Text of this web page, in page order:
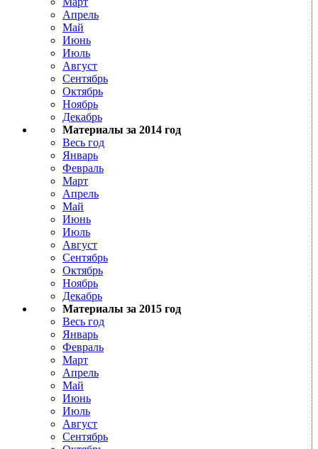
Апрель
Май
Июнь
Июль
Август
Сентябрь
Октябрь
Ноябрь
Декабрь
Материалы за 2014 год
Весь год
Январь
Февраль
Март
Апрель
Май
Июнь
Июль
Август
Сентябрь
Октябрь
Ноябрь
Декабрь
Материалы за 2015 год
Весь год
Январь
Февраль
Март
Апрель
Май
Июнь
Июль
Август
Сентябрь